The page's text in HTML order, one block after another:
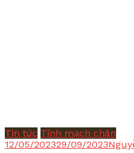
Tin tức Tĩnh mạch chân
12/05/202329/09/2023